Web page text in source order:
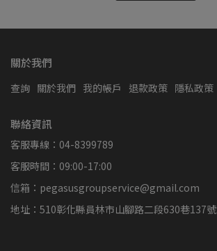
關於我們
查詢 關於我們 我的帳戶 退款政策 隱私政策
聯絡資訊
客服專線：04-8399789
客服時間：09:00-17:00
信箱：pegasusgroupservice@gmail.com
地址：510彰化縣員林市山腳路二段630巷137號